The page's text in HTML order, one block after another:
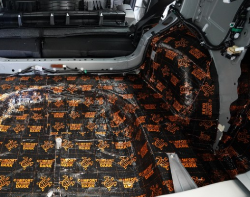
2 ks 199 Kč -
+ Do košíku
4 ks 599 Kč -
+ Do košíku